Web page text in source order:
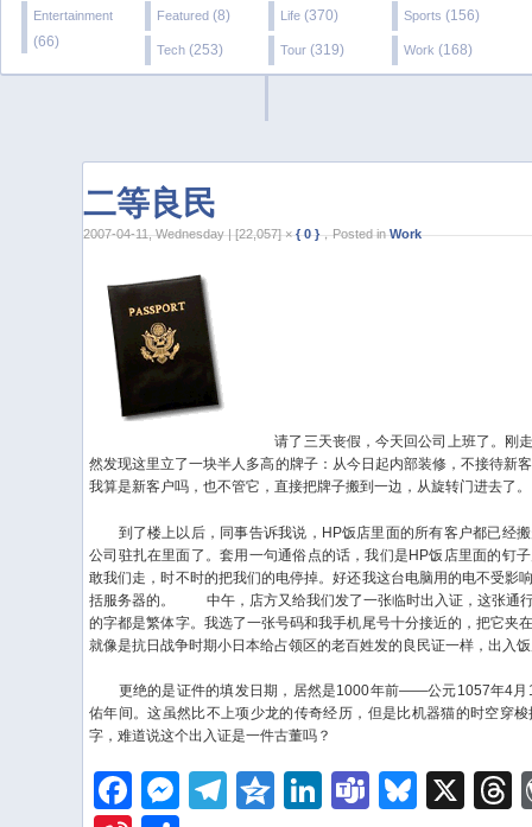
Entertainment
(66)
Featured (8) Life (370) Sports (156)
Tech (253) Tour (319) Work (168)
二等良民
2007-04-11, Wednesday | [22,057] ×{ 0 }，Posted inWork
请了三天丧假，今天回公司上班了。刚走
然发现这里立了一块半人多高的牌子：从今日起内部装修，不接待新
我算是新客户吗，也不管它，直接把牌子搬到一边，从旋转门进去了。
到了楼上以后，同事告诉我说，HP饭店里面的所有客户都已经搬
公司驻扎在里面了。套用一句通俗点的话，我们是HP饭店里面的钉
敢我们走，时不时的把我们的电停掉。好还我这台电脑用的电不受影
括服务器的。
中午，店方又给我们发了一张临时出入证，这张通
的字都是繁体字。我选了一张号码和我手机尾号十分接近的，把它夹
就像是抗日战争时期小日本给占领区的老百姓发的良民证一样，出入
更绝的是证件的填发日期，居然是1000年前——公元1057年4月
佑年间。这虽然比不上项少龙的传奇经历，但是比机器猫的时空穿
字，难道说这个出入证是一件古董吗？
Facebook
Messenger
Telegram
Qzone
LinkedIn
TeamsX